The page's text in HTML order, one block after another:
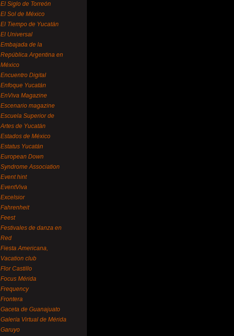
El Siglo de Torreón
El Sol de México
El Tiempo de Yucatán
El Universal
Embajada de la
República Argentina en
México
Encuentro Digital
Enfoque Yucatán
EnViva Magazine
Escenario magazine
Escuela Superior de
Artes de Yucatán
Estados de México
Estatus Yucatán
European Down
Syndrome Association
Event hint
EventViva
Excelsior
Fahrenheit
Feest
Festivales de danza en
Red
Fiesta Americana,
Vacation club
Flor Castillo
Focus Mérida
Frequency
Frontera
Gaceta de Guanajuato
Galería Virtual de Mérida
Garuyo